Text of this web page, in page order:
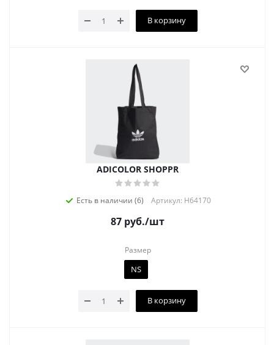
В корзину
ADICOLOR SHOPPR
Есть в наличии (6) Артикул: H64170
87 руб./шт
Размер
NS
В корзину